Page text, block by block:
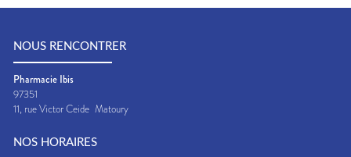
NOUS RENCONTRER
Pharmacie Ibis
97351
11, rue Victor Ceide Matoury
NOS HORAIRES